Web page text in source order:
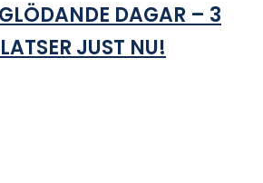
DAGAR – 3
JUST NU!